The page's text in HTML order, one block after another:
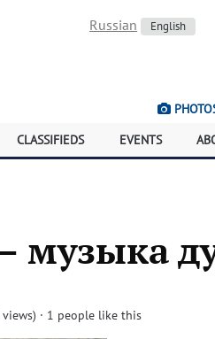
Russian English
CLASSIFIEDS EVENTS
музыка
· 1 people like this